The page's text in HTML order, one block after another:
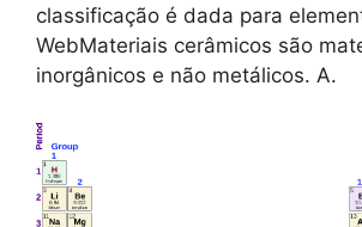
classificação é dada para
WebMateriais cerâmicos são
inorgânicos e não metálicos. A.